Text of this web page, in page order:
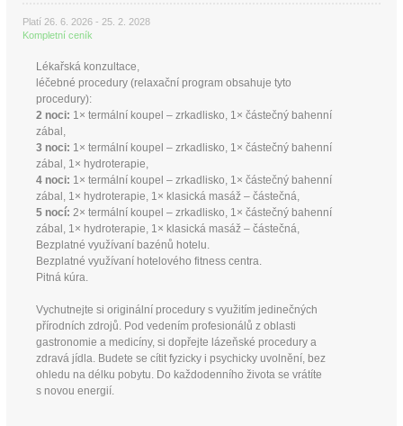
Platí 26. 6. 2026 - 25. 2. 2028
Kompletní ceník
Lékařská konzultace,
léčebné procedury (relaxační program obsahuje tyto
procedury):
2 noci: 1× termální koupel – zrkadlisko, 1× částečný bahenní
zábal,
3 noci: 1× termální koupel – zrkadlisko, 1× částečný bahenní
zábal, 1× hydroterapie,
4 noci: 1× termální koupel – zrkadlisko, 1× částečný bahenní
zábal, 1× hydroterapie, 1× klasická masáž – částečná,
5 nocí: 2× termální koupel – zrkadlisko, 1× částečný bahenní
zábal, 1× hydroterapie, 1× klasická masáž – částečná,
Bezplatné využívaní bazénů hotelu.
Bezplatné využívaní hotelového fitness centra.
Pitná kúra.
Vychutnejte si originální procedury s využitím jedinečných
přírodních zdrojů. Pod vedením profesionálů z oblasti
gastronomie a medicíny, si dopřejte lázeňské procedury a
zdravá jídla. Budete se cítit fyzicky i psychicky uvolnění, bez
ohledu na délku pobytu. Do každodenního života se vrátíte
s novou energií.